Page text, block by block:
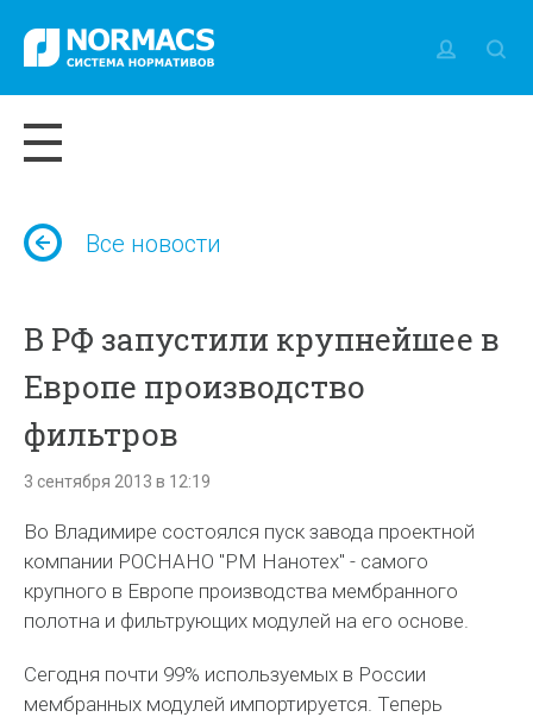
Все новости
В РФ запустили крупнейшее в
Европе производство
фильтров
3 сентября 2013 в 12:19
Во Владимире состоялся пуск завода проектной
компании РОСНАНО "РМ Нанотех" - самого
крупного в Европе производства мембранного
полотна и фильтрующих модулей на его основе.
Сегодня почти 99% используемых в России
мембранных модулей импортируется. Теперь